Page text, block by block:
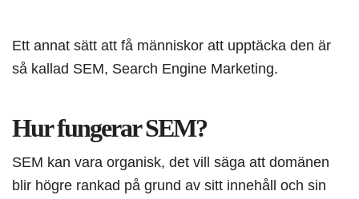
Ett annat sätt att få människor att upptäcka den är
så kallad SEM, Search Engine Marketing.
Hur fungerar SEM?
SEM kan vara organisk, det vill säga att domänen
blir högre rankad på grund av sitt innehåll och sin